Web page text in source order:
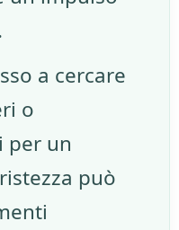
a cercare
o
per un
può